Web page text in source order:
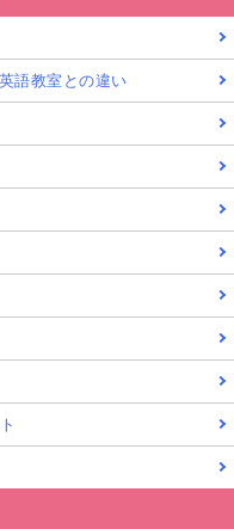
語教室との違い